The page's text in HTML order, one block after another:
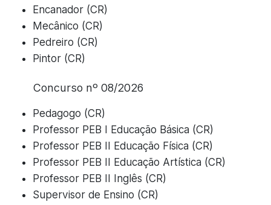
Encanador (CR)
Mecânico (CR)
Pedreiro (CR)
Pintor (CR)
Concurso nº 08/2026
Pedagogo (CR)
Professor PEB I Educação Básica (CR)
Professor PEB II Educação Física (CR)
Professor PEB II Educação Artística (CR)
Professor PEB II Inglês (CR)
Supervisor de Ensino (CR)